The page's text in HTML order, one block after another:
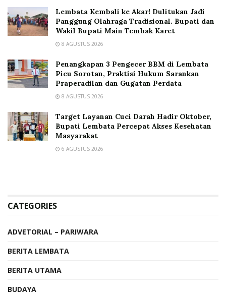
Lembata Kembali ke Akar! Dulitukan Jadi
Panggung Olahraga Tradisional. Bupati dan
Wakil Bupati Main Tembak Karet
8 AGUSTUS 2026
Penangkapan 3 Pengecer BBM di Lembata
Picu Sorotan, Praktisi Hukum Sarankan
Praperadilan dan Gugatan Perdata
8 AGUSTUS 2026
Target Layanan Cuci Darah Hadir Oktober,
Bupati Lembata Percepat Akses Kesehatan
Masyarakat
6 AGUSTUS 2026
CATEGORIES
ADVETORIAL – PARIWARA
BERITA LEMBATA
BERITA UTAMA
BUDAYA